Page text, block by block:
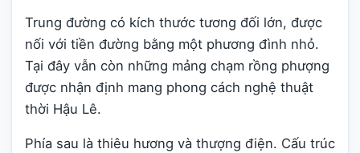
Trung đường có kích thước tương đối lớn, được
nối với tiền đường bằng một phương đình nhỏ.
Tại đây vẫn còn những mảng chạm rồng phượng
được nhận định mang phong cách nghệ thuật
thời Hậu Lê.
Phía sau là thiêu hương và thượng điện. Cấu trúc